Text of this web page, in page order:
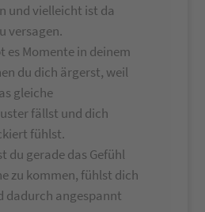
und vielleicht ist da
versagen.
es Momente in deinem
du dich ärgerst, weil
gleiche
fällst und dich
fühlst.
du gerade das Gefühl
zu kommen, fühlst dich
dadurch angespannt